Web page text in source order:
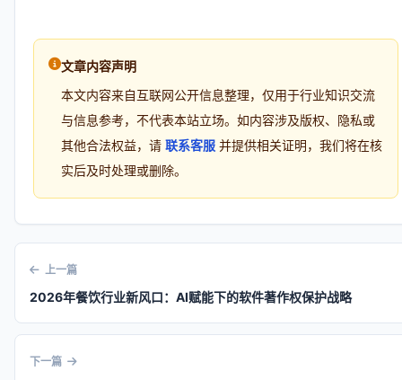
文章内容声明
本文内容来自互联网公开信息整理，仅用于行业知识交流
与信息参考，不代表本站立场。如内容涉及版权、隐私或
其他合法权益，请 联系客服 并提供相关证明，我们将在核
实后及时处理或删除。
上一篇
2026年餐饮行业新风口：AI赋能下的软件著作权保护战略
下一篇